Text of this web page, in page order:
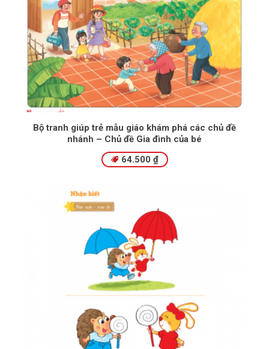
Bộ tranh giúp trẻ mẫu giáo khám phá các chủ đề
nhánh – Chủ đề Gia đình của bé
64.500 ₫